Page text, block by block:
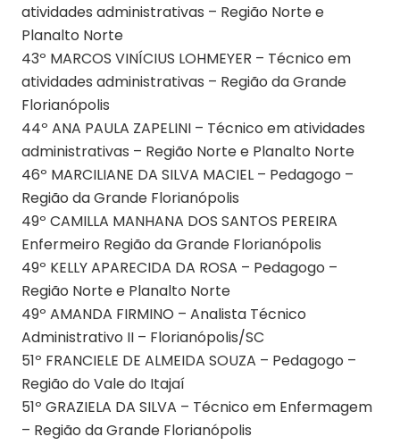
atividades administrativas – Região Norte e
Planalto Norte
43º MARCOS VINÍCIUS LOHMEYER – Técnico em
atividades administrativas – Região da Grande
Florianópolis
44º ANA PAULA ZAPELINI – Técnico em atividades
administrativas – Região Norte e Planalto Norte
46º MARCILIANE DA SILVA MACIEL – Pedagogo –
Região da Grande Florianópolis
49º CAMILLA MANHANA DOS SANTOS PEREIRA
Enfermeiro Região da Grande Florianópolis
49º KELLY APARECIDA DA ROSA – Pedagogo –
Região Norte e Planalto Norte
49º AMANDA FIRMINO – Analista Técnico
Administrativo II – Florianópolis/SC
51º FRANCIELE DE ALMEIDA SOUZA – Pedagogo –
Região do Vale do Itajaí
51º GRAZIELA DA SILVA – Técnico em Enfermagem
– Região da Grande Florianópolis